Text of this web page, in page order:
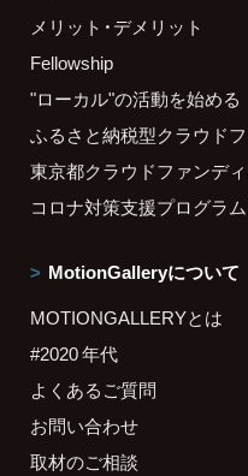
メリット・デメリット
Fellowship
"ローカル"の活動を始める
ふるさと納税型クラウド
東京都クラウドファンデ
コロナ対策支援プログラ
MotionGalleryについて
MOTIONGALLERYとは
#2020 年代
よくあるご質問
お問い合わせ
取材のご相談